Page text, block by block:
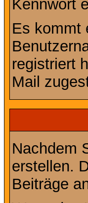
Kennwort
Es kommt
registriert
Mail
Nachdem
erstellen.
Beiträge